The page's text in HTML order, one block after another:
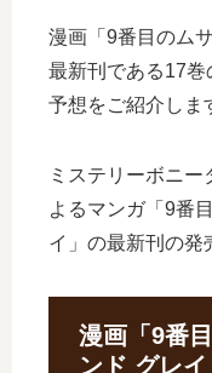
漫画「9番目のム
最新刊である17巻
予想をご紹介しま
ミステリーボニ
よるマンガ「9番
イ」の最新刊の発
漫画「9番
ンド グレ